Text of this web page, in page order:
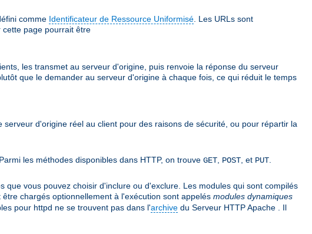
comme Identificateur de Ressource Uniformisé . Les URLs sont
cette page pourrait être
les transmet au serveur d'origine, puis renvoie la réponse du serveur
que le demander au serveur d'origine à chaque fois, ce qui réduit le temps
serveur d'origine réel au client pour des raisons de sécurité, ou pour répartir la
les méthodes disponibles dans HTTP, on trouve GET POST , et PUT
vous pouvez choisir d'inclure ou d'exclure. Les modules qui sont compilés
chargés optionnellement à l'exécution sont appelés modules dynamiques
pour httpd ne se trouvent pas dans l'archive du Serveur HTTP Apache . Il